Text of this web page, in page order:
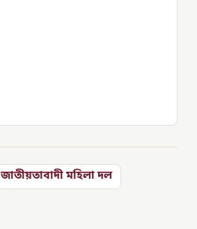
জাতীয়তাবাদী মহিলা দল